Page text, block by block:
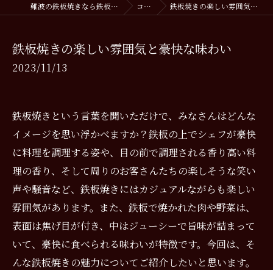
難波の鉄板焼きなら鉄板DiningSEEKS コラム 鉄板焼きの楽しい雰囲気と豪快な味わい
鉄板焼きの楽しい雰囲気と豪快な味わい
2023/11/13
鉄板焼きという言葉を聞いただけで、みなさんはどんな
イメージを思い浮かべますか？鉄板の上でシェフが豪快
に料理を調理する姿や、目の前で調理される香り高い料
理の香り、そして周りのお客さんたちの楽しそうな笑い
声や騒音など、鉄板焼きにはカジュアルながらも楽しい
雰囲気があります。また、鉄板で焼かれた肉や野菜は、
表面は焦げ目が付き、中はジューシーで旨味が詰まって
いて、豪快に食べられる味わいが特徴です。今回は、そ
んな鉄板焼きの魅力についてご紹介したいと思います。